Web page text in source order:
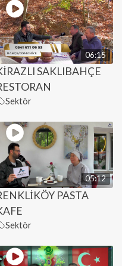
06:15
SAKLIBAHÇE
Sektör
05:12
PASTA
Sektör